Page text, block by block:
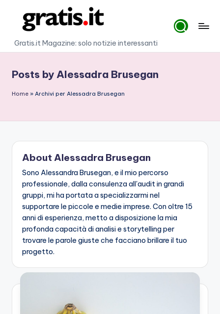
content
G
a
ti
.i
t
Gratis.it Magazine: solo notizie interessanti
Posts by Alessadra Brusegan
Home » Archivi per Alessadra Brusegan
About Alessadra Brusegan
Sono Alessandra Brusegan, e il mio percorso
professionale, dalla consulenza all'audit in grandi
gruppi, mi ha portata a specializzarmi nel
supportare le piccole e medie imprese. Con oltre 15
anni di esperienza, metto a disposizione la mia
profonda capacità di analisi e storytelling per
trovare le parole giuste che facciano brillare il tuo
progetto.